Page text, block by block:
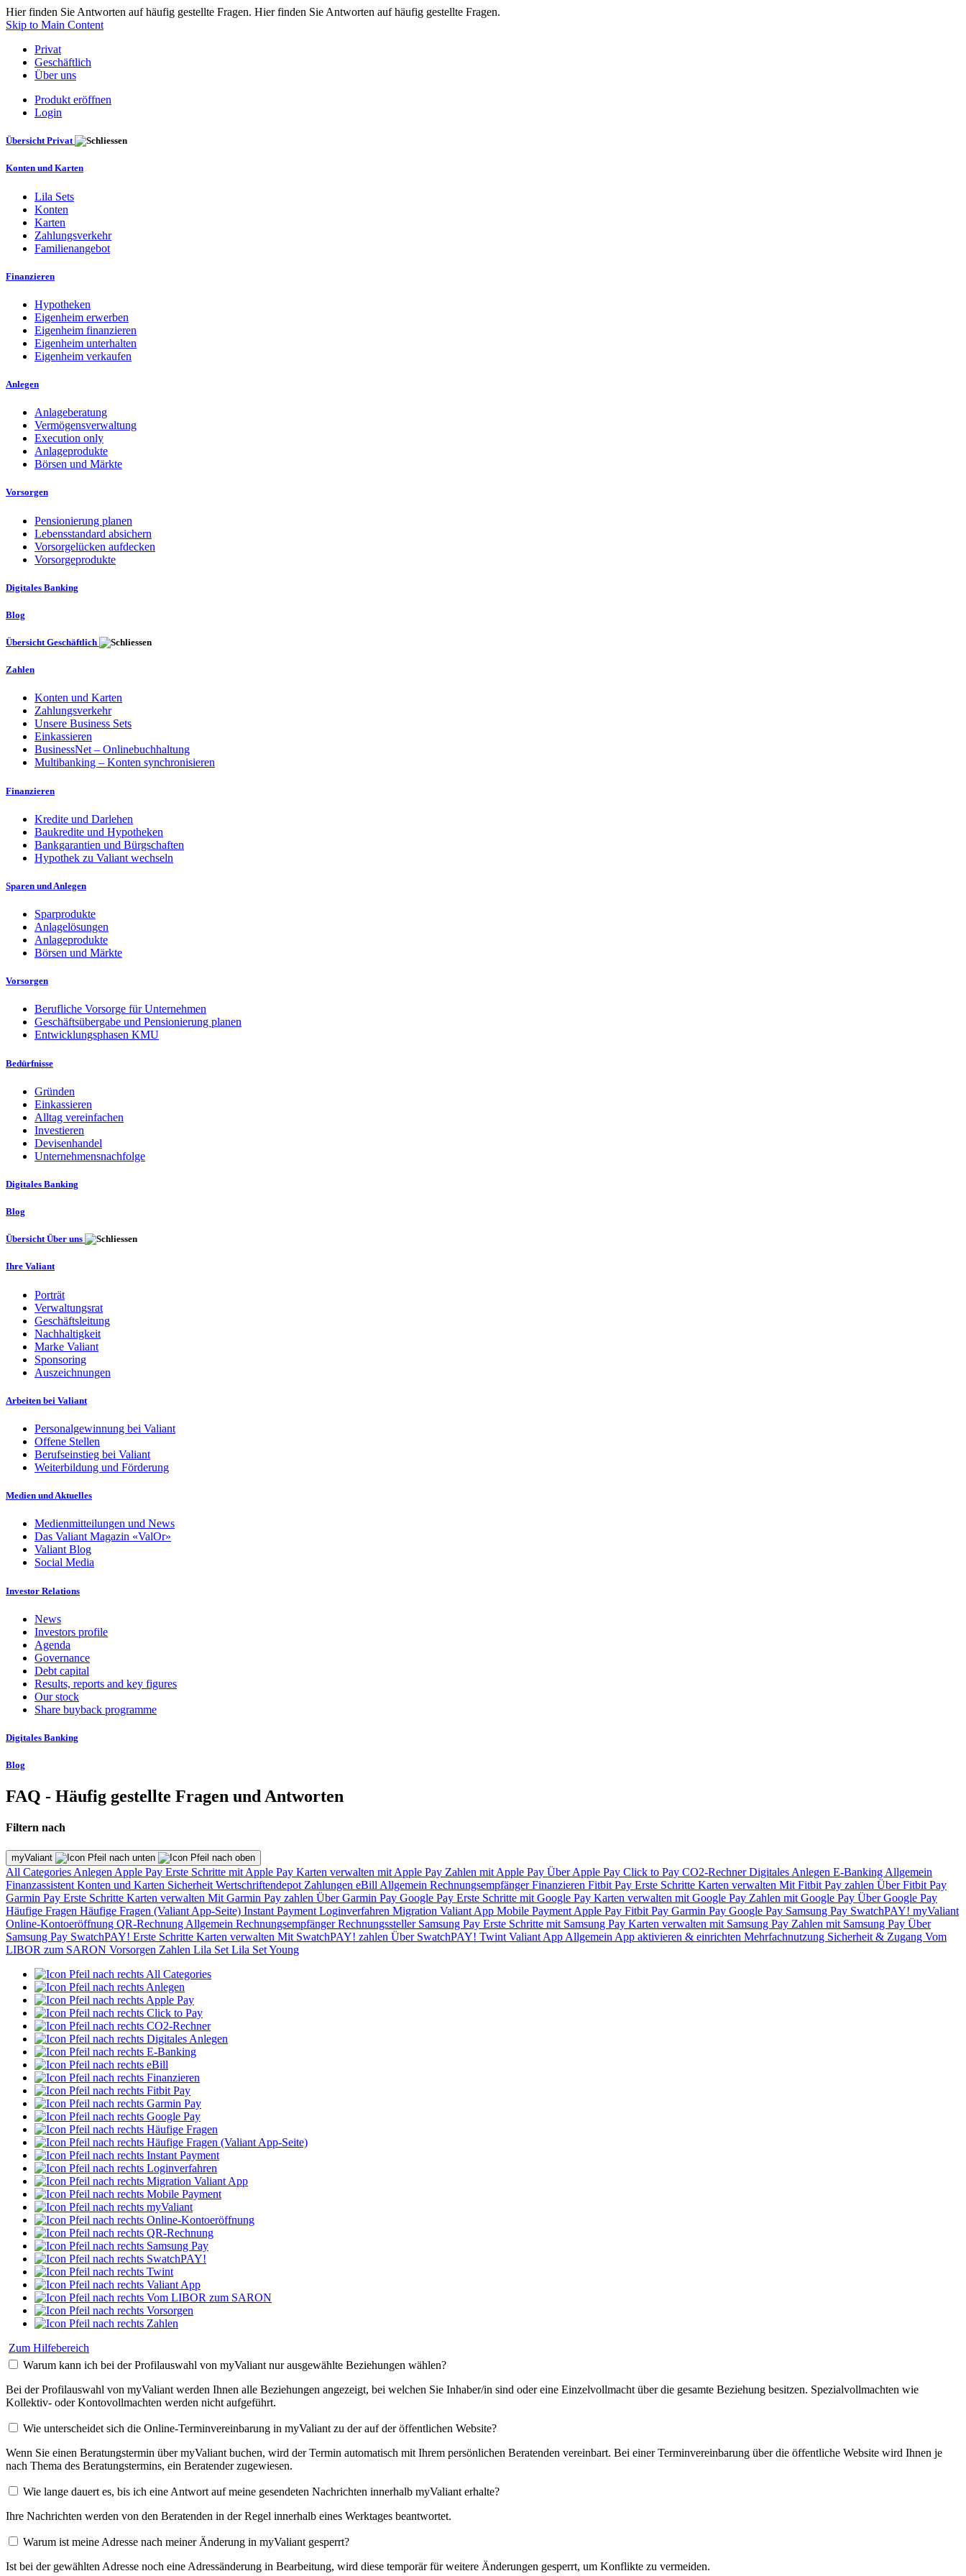
Hier finden Sie Antworten auf häufig gestellte Fragen. Hier finden Sie Antworten auf häufig gestellte Fragen.
Skip to Main Content
Privat
Geschäftlich
Über uns
Produkt eröffnen
Login
Übersicht Privat
Konten und Karten
Lila Sets
Konten
Karten
Zahlungsverkehr
Familienangebot
Finanzieren
Hypotheken
Eigenheim erwerben
Eigenheim finanzieren
Eigenheim unterhalten
Eigenheim verkaufen
Anlegen
Anlageberatung
Vermögensverwaltung
Execution only
Anlageprodukte
Börsen und Märkte
Vorsorgen
Pensionierung planen
Lebensstandard absichern
Vorsorgelücken aufdecken
Vorsorgeprodukte
Digitales Banking
Blog
Übersicht Geschäftlich
Zahlen
Konten und Karten
Zahlungsverkehr
Unsere Business Sets
Einkassieren
BusinessNet – Onlinebuchhaltung
Multibanking – Konten synchronisieren
Finanzieren
Kredite und Darlehen
Baukredite und Hypotheken
Bankgarantien und Bürgschaften
Hypothek zu Valiant wechseln
Sparen und Anlegen
Sparprodukte
Anlagelösungen
Anlageprodukte
Börsen und Märkte
Vorsorgen
Berufliche Vorsorge für Unternehmen
Geschäftsübergabe und Pensionierung planen
Entwicklungsphasen KMU
Bedürfnisse
Gründen
Einkassieren
Alltag vereinfachen
Investieren
Devisenhandel
Unternehmensnachfolge
Digitales Banking
Blog
Übersicht Über uns
Ihre Valiant
Porträt
Verwaltungsrat
Geschäftsleitung
Nachhaltigkeit
Marke Valiant
Sponsoring
Auszeichnungen
Arbeiten bei Valiant
Personalgewinnung bei Valiant
Offene Stellen
Berufseinstieg bei Valiant
Weiterbildung und Förderung
Medien und Aktuelles
Medienmitteilungen und News
Das Valiant Magazin «ValOr»
Valiant Blog
Social Media
Investor Relations
News
Investors profile
Agenda
Governance
Debt capital
Results, reports and key figures
Our stock
Share buyback programme
Digitales Banking
Blog
FAQ - Häufig gestellte Fragen und Antworten
Filtern nach
myValiant
All Categories Anlegen Apple Pay Erste Schritte mit Apple Pay Karten verwalten mit Apple Pay Zahlen mit Apple Pay Über Apple Pay Click to Pay CO2-RechnerDigitales Anlegen E-Banking Allgemein
Finanzassistent Konten und Karten Sicherheit Wertschriftendepot Zahlungen eBill Allgemein RechnungsempfängerFinanzieren Fitbit Pay Erste Schritte Karten verwalten Mit Fitbit Pay zahlen Über Fitbit Pay
Garmin Pay Erste Schritte Karten verwalten Mit Garmin Pay zahlen Über Garmin Pay Google Pay Erste Schritte mit Google Pay Karten verwalten mit Google Pay Zahlen mit Google Pay Über Google Pay
Häufige Fragen Häufige Fragen (Valiant App-Seite) Instant Payment Loginverfahren Migration Valiant App Mobile Payment Apple Pay Fitbit Pay Garmin Pay Google Pay Samsung Pay SwatchPAY! myValiant
Online-Kontoeröffnung QR-Rechnung Allgemein RechnungsempfängerRechnungssteller Samsung Pay Erste Schritte mit Samsung Pay Karten verwalten mit Samsung Pay Zahlen mit Samsung Pay Über
Samsung Pay SwatchPAY! Erste Schritte Karten verwalten Mit SwatchPAY! zahlen Über SwatchPAY! Twint Valiant App Allgemein App aktivieren & einrichten Mehrfachnutzung Sicherheit & Zugang Vom
LIBOR zum SARON Vorsorgen Zahlen Lila Set Lila Set Young
All Categories
Anlegen
Apple Pay
Click to Pay
CO2-Rechner
Digitales Anlegen
E-Banking
eBill
Finanzieren
Fitbit Pay
Garmin Pay
Google Pay
Häufige Fragen
Häufige Fragen (Valiant App-Seite)
Instant Payment
Loginverfahren
Migration Valiant App
Mobile Payment
myValiant
Online-Kontoeröffnung
QR-Rechnung
Samsung Pay
SwatchPAY!
Twint
Valiant App
Vom LIBOR zum SARON
Vorsorgen
Zahlen
Zum Hilfebereich
Warum kann ich bei der Profilauswahl von myValiant nur ausgewählte Beziehungen wählen?
Bei der Profilauswahl von myValiant werden Ihnen alle Beziehungen angezeigt, bei welchen Sie Inhaber/in sind oder eine Einzelvollmacht über die gesamte Beziehung besitzen. Spezialvollmachten wie
Kollektiv- oder Kontovollmachten werden nicht aufgeführt.
Wie unterscheidet sich die Online-Terminvereinbarung in myValiant zu der auf der öffentlichen Website?
Wenn Sie einen Beratungstermin über myValiant buchen, wird der Termin automatisch mit Ihrem persönlichen Beratenden vereinbart. Bei einer Terminvereinbarung über die öffentliche Website wird Ihnen je
nach Thema des Beratungstermins, ein Beratender zugewiesen.
Wie lange dauert es, bis ich eine Antwort auf meine gesendeten Nachrichten innerhalb myValiant erhalte?
Ihre Nachrichten werden von den Beratenden in der Regel innerhalb eines Werktages beantwortet.
Warum ist meine Adresse nach meiner Änderung in myValiant gesperrt?
Ist bei der gewählten Adresse noch eine Adressänderung in Bearbeitung, wird diese temporär für weitere Änderungen gesperrt, um Konflikte zu vermeiden.